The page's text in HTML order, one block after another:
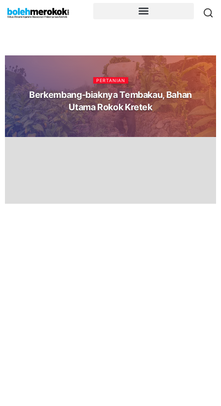
PERTANIAN
Berkembang-biaknya Tembakau, Bahan
Utama Rokok Kretek